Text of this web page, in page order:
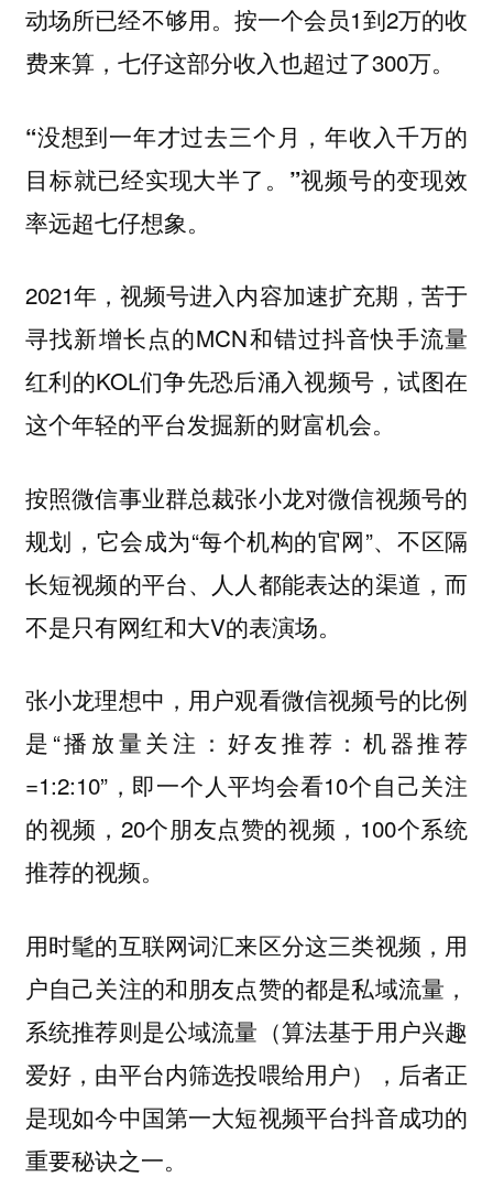
动场所已经不够用。按一个会员1到2万的收
费来算，七仔这部分收入也超过了300万。
“没想到一年才过去三个月，年收入千万的
目标就已经实现大半了。”视频号的变现效
率远超七仔想象。
2021年，视频号进入内容加速扩充期，苦于
寻找新增长点的MCN和错过抖音快手流量
红利的KOL们争先恐后涌入视频号，试图在
这个年轻的平台发掘新的财富机会。
按照微信事业群总裁张小龙对微信视频号的
规划，它会成为“每个机构的官网”、不区隔
长短视频的平台、人人都能表达的渠道，而
不是只有网红和大V的表演场。
张小龙理想中，用户观看微信视频号的比例
是“播放量关注：好友推荐：机器推荐
=1:2:10”，即一个人平均会看10个自己关注
的视频，20个朋友点赞的视频，100个系统
推荐的视频。
用时髦的互联网词汇来区分这三类视频，用
户自己关注的和朋友点赞的都是私域流量，
系统推荐则是公域流量（算法基于用户兴趣
爱好，由平台内筛选投喂给用户），后者正
是现如今中国第一大短视频平台抖音成功的
重要秘诀之一。